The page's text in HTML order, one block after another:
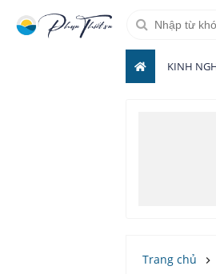
KINH
Trang chủ